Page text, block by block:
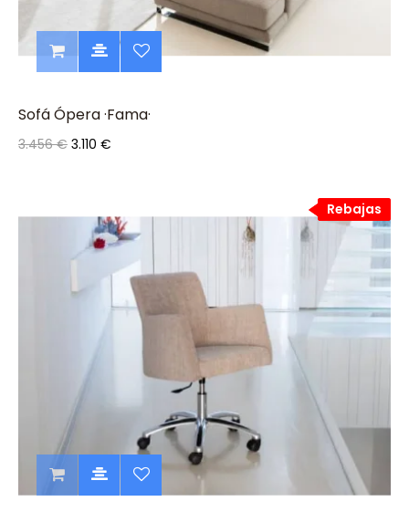
Sofá Ópera ·Fama·
3.456 € 3.110 €
Rebajas
Rebajas